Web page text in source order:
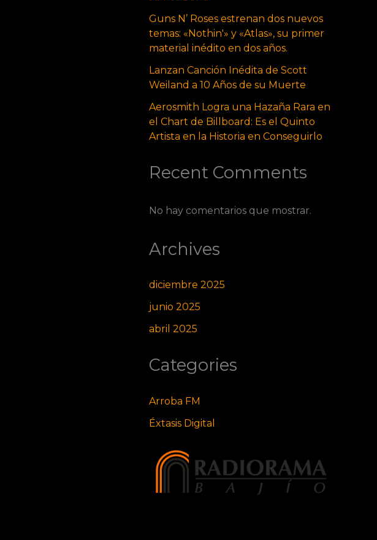
Guns N’ Roses estrenan dos nuevos
temas: «Nothin'» y «Atlas», su primer
material inédito en dos años.
Lanzan Canción Inédita de Scott
Weiland a 10 Años de su Muerte
Aerosmith Logra una Hazaña Rara en
el Chart de Billboard: Es el Quinto
Artista en la Historia en Conseguirlo
Recent Comments
No hay comentarios que mostrar.
Archives
diciembre 2025
junio 2025
abril 2025
Categories
Arroba FM
Éxtasis Digital